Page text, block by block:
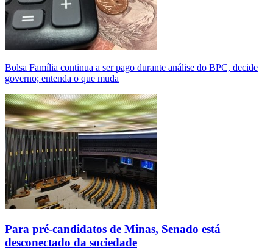
Bolsa Família continua a ser pago durante análise do BPC, decide
governo; entenda o que muda
Para pré-candidatos de Minas, Senado está
desconectado da sociedade